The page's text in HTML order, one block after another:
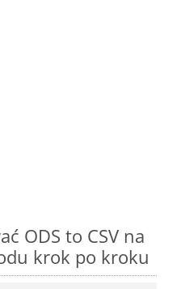
ODS to CSV na
krok po kroku